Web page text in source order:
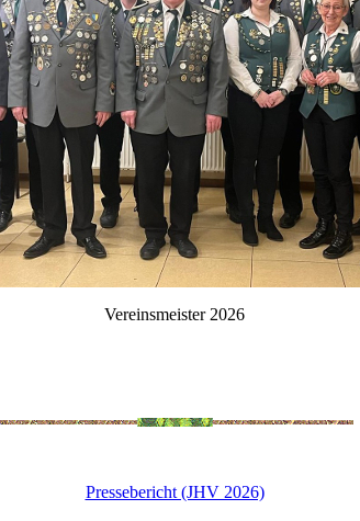
Vereinsmeister 2026
Pressebericht (JHV 2026)